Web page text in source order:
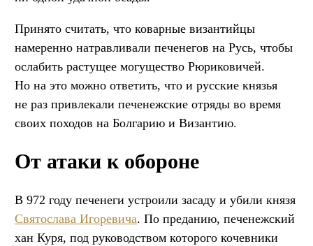
Принято считать, что коварные византийцы
намеренно натравливали печенегов на Русь, чтобы
ослабить растущее могущество Рюриковичей.
Но на это можно ответить, что и русские князья
не раз привлекали печенежские отряды во время
своих походов на Болгарию и Византию.
От атаки к обороне
В 972 году печенеги устроили засаду и убили князя
Святослава Игоревича. По преданию, печенежский
хан Куря, под руководством которого кочевники